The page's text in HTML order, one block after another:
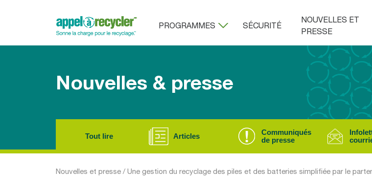
PROGRAMMES SÉCURITÉ
NOUVELLES ET
PRESSE
Nouvelles & presse
Tout lire Articles
Communiqués
de presse
Nouvelles et presse / Une gestion du recyclage des piles et des batteries simplifiée par le